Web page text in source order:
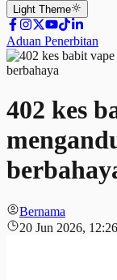
Light Theme
Aduan Penerbitan
402 kes
Bernama
20 Jun 2026,